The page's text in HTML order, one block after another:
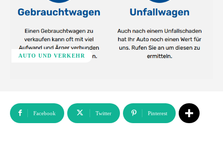
AUTO UND VERKEHR
Facebook Twitter Pinterest